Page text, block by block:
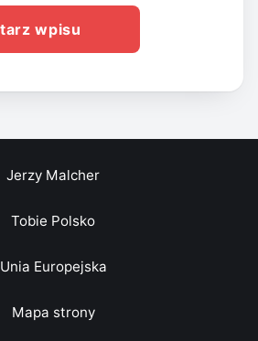
Jerzy Malcher
Tobie Polsko
Unia Europejska
Mapa strony